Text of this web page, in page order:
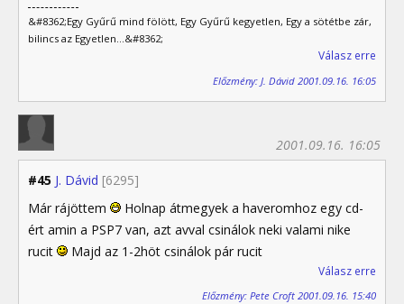
&#8362;Egy Gyűrű mind fölött, Egy Gyűrű kegyetlen, Egy a sötétbe zár,
bilincs az Egyetlen...&#8362;
Válasz erre
Előzmény: J. Dávid 2001.09.16. 16:05
#45 J. Dávid [6295]
2001.09.16. 16:05
Már rájöttem
Holnap átmegyek a haveromhoz egy cd-
ért amin a PSP7 van, azt avval csinálok neki valami nike
rucit
Majd az 1-2höt csinálok pár rucit
Válasz erre
Előzmény: Pete Croft 2001.09.16. 15:40